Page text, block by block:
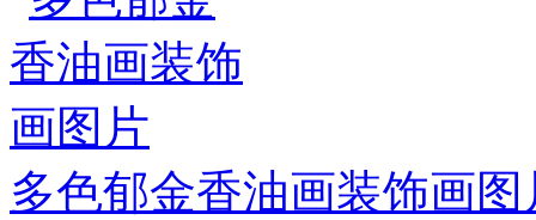
多色郁金香油画装饰画图